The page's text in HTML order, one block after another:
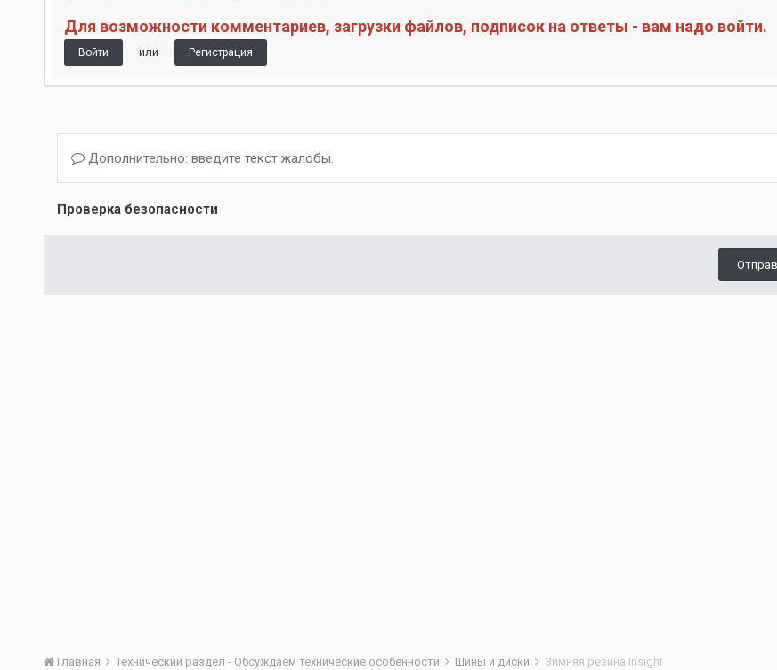
Для возможности комментариев, загрузки файлов, подписок на ответы - вам надо войти.
Войти или Регистрация
Дополнительно: введите текст жалобы.
Проверка безопасности
Главная Технический раздел - Обсуждаем технические особенности Шины и диски Зимняя резина Insight